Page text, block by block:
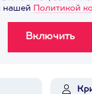
нашей Политикой